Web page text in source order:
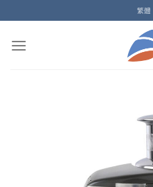
to
content
繁體